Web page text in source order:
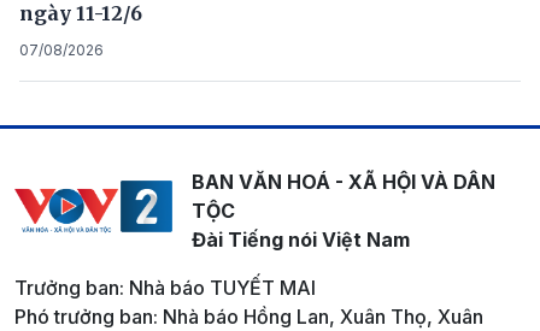
ngày 11-12/6
07/08/2026
BAN VĂN HOÁ - XÃ HỘI VÀ DÂN
TỘC
Đài Tiếng nói Việt Nam
Trưởng ban: Nhà báo TUYẾT MAI
Phó trưởng ban: Nhà báo Hồng Lan, Xuân Thọ, Xuân